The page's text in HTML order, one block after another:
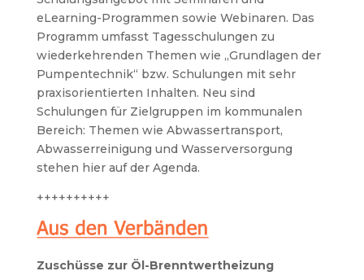
eLearning-Programmen sowie Webinaren. Das
Programm umfasst Tagesschulungen zu
wiederkehrenden Themen wie „Grundlagen der
Pumpentechnik“ bzw. Schulungen mit sehr
praxisorientierten Inhalten. Neu sind
Schulungen für Zielgruppen im kommunalen
Bereich: Themen wie Abwassertransport,
Abwasserreinigung und Wasserversorgung
stehen hier auf der Agenda.
++++++++++
Zuschüsse zur Öl-Brenntwertheizung